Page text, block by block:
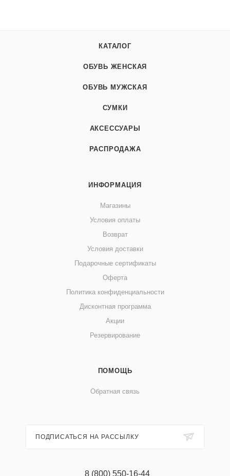
КАТАЛОГ
ОБУВЬ ЖЕНСКАЯ
ОБУВЬ МУЖСКАЯ
СУМКИ
АКСЕССУАРЫ
РАСПРОДАЖА
ИНФОРМАЦИЯ
Магазины
Условия оплаты
Возврат
Условия доставки
Подарочные сертификаты
Оферта
Политика конфиденциальности
Дисконтная программа
Акции
Резервирование
ПОМОЩЬ
Обратная связь
ПОДПИСАТЬСЯ НА РАССЫЛКУ
8 (800) 550-16-44